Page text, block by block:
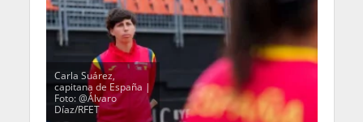
Carla Suárez,
capitana de España |
Foto: @Álvaro
Díaz/RFET